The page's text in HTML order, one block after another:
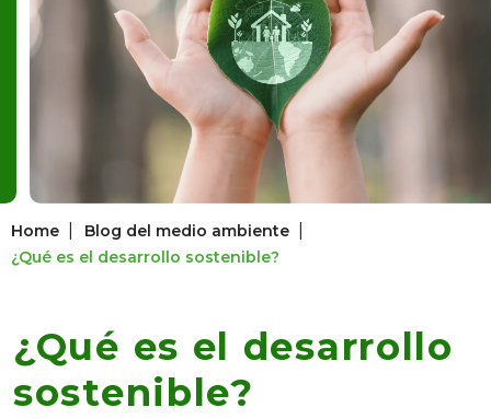
Home Blog del medio ambiente
¿Qué es el desarrollo sostenible?
¿Qué es el desarrollo
sostenible?